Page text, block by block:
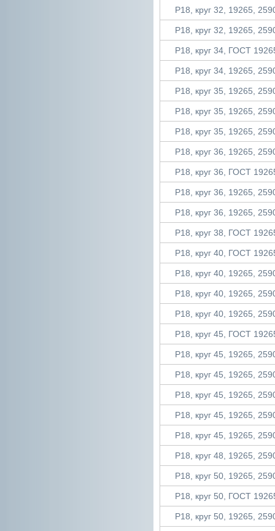
Р18, круг 32, 19265,
Р18, круг 32, 19265,
Р18, круг 34, ГОСТ
Р18, круг 34, 19265,
Р18, круг 35, 19265,
Р18, круг 35, 19265,
Р18, круг 35, 19265,
Р18, круг 36, 19265,
Р18, круг 36, ГОСТ
Р18, круг 36, 19265,
Р18, круг 36, 19265,
Р18, круг 38, ГОСТ
Р18, круг 40, ГОСТ
Р18, круг 40, 19265,
Р18, круг 40, 19265,
Р18, круг 40, 19265,
Р18, круг 45, ГОСТ
Р18, круг 45, 19265,
Р18, круг 45, 19265,
Р18, круг 45, 19265,
Р18, круг 45, 19265,
Р18, круг 45, 19265,
Р18, круг 48, 19265,
Р18, круг 50, 19265,
Р18, круг 50, ГОСТ
Р18, круг 50, 19265,